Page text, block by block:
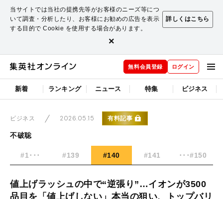
当サイトでは当社の提携先等がお客様のニーズ等につ
いて調査・分析したり、お客様にお勧めの広告を表示
する目的で Cookie を使用する場合があります。
詳しくはこちら
×
無料会員登録 ログイン
新着 ランキング ニュース 特集 ビジネス
ビジネス 2026.05.15 有料記事
不破聡
#1･･･ #139 #140 #141 ･･･#150
値上げラッシュの中で“逆張り”…イオンが3500
品目を「値上げしない」本当の狙い、トップバリ